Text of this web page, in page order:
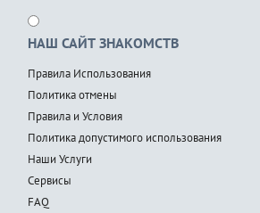
НАШ САЙТ ЗНАКОМСТВ
Правила Использования
Политика отмены
Правила и Условия
Политика допустимого использования
Наши Услуги
Сервисы
FAQ